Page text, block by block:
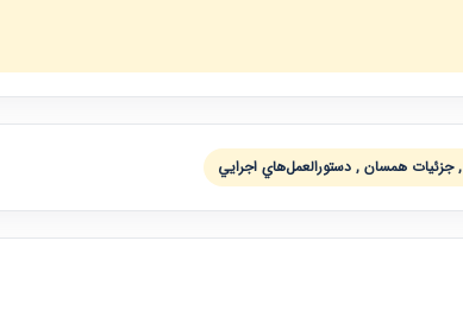
جزئيات همسان , دستورالعمل‌هاي اجرايي